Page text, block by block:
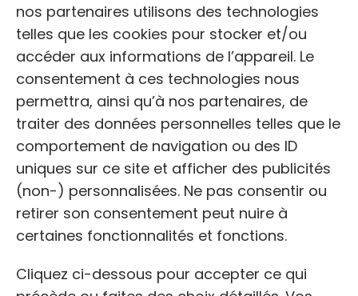
nos partenaires utilisons des technologies
telles que les cookies pour stocker et/ou
accéder aux informations de l’appareil. Le
consentement à ces technologies nous
permettra, ainsi qu’à nos partenaires, de
traiter des données personnelles telles que le
comportement de navigation ou des ID
uniques sur ce site et afficher des publicités
(non-) personnalisées. Ne pas consentir ou
retirer son consentement peut nuire à
certaines fonctionnalités et fonctions.
Cliquez ci-dessous pour accepter ce qui
NOM
Refuge de Gerbey
près du Wam Park des, Roches de
Condrieu, 338 Rte de Gerbey, 38121
Chonas-l’Amballan